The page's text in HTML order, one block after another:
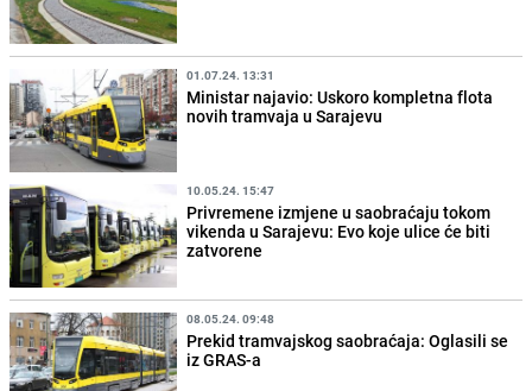
01.07.24. 13:31
Ministar najavio: Uskoro kompletna flota
novih tramvaja u Sarajevu
10.05.24. 15:47
Privremene izmjene u saobraćaju tokom
vikenda u Sarajevu: Evo koje ulice će biti
zatvorene
08.05.24. 09:48
Prekid tramvajskog saobraćaja: Oglasili se
iz GRAS-a